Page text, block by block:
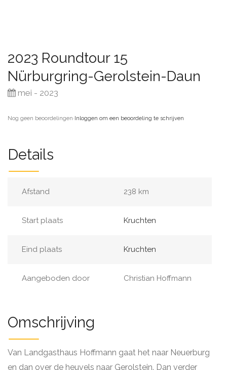
2023 Roundtour 15
Nürburgring-Gerolstein-Daun
mei - 2023
Nog geen beoordelingen·Inloggen om een beoordeling te schrijven
Details
Afstand 238 km
Start plaats Kruchten
Eind plaats Kruchten
Aangeboden door Christian Hoffmann
Omschrijving
Van Landgasthaus Hoffmann gaat het naar Neuerburg
en dan over de heuvels naar Gerolstein. Dan verder